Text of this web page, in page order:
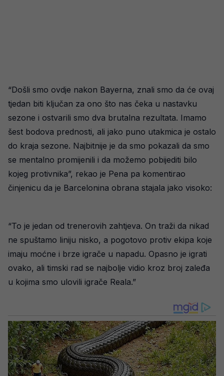
“Došli smo ovdje nakon Bayerna, znali smo da će ovaj
tjedan biti ključan za ono što nas čeka u nastavku
sezone i ostvarili smo dva brutalna rezultata. Imamo
šest bodova prednosti, ali jako puno utakmica je ostalo
do kraja sezone. Najbitnije je da smo pokazali da smo
se mentalno promijenili i da možemo pobijediti bilo
kojeg protivnika”, rekao je Pena pa komentirao
činjenicu da je Barcelonina obrana stajala jako visoko:
“To je jedan od trenerovih zahtjeva. On traži da nikad
ne spuštamo liniju nisko, a pogotovo protiv ekipa koje
imaju moćne i brze igrače u napadu. Opasno je igrati
ovako, ali timski rad se najbolje vidio kroz broj zaleđa
u kojima smo ulovili igrače Reala.”